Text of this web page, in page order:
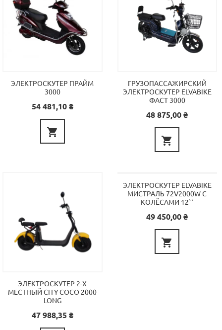
ЭЛЕКТРОСКУТЕР ПРАЙМ
3000
Цена
54 481,10 ₴

ГРУЗОПАССАЖИРСКИЙ
ЭЛЕКТРОСКУТЕР ELVABIKE
ФАСТ 3000
Цена
48 875,00 ₴

ЭЛЕКТРОСКУТЕР 2-Х
МЕСТНЫЙ CITY COCO 2000
LONG
Цена
47 988,35 ₴
ЭЛЕКТРОСКУТЕР ELVABIKE
МИСТРАЛЬ 72V2000W С
КОЛЁСАМИ 12``
Цена
49 450,00 ₴
